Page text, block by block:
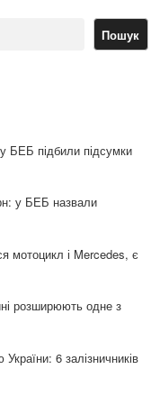
Пошук
БЕБ підбили підсумки
у БЕБ назвали
мотоцикл і Mercedes, є
розширюють одне з
6 залізничників